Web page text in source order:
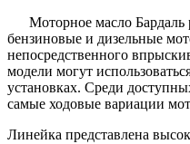
Моторное масло Бардаль
бензиновые и дизельные
непосредственного
модели могут
установках. Среди
самые ходовые вариации
Линейка представлена